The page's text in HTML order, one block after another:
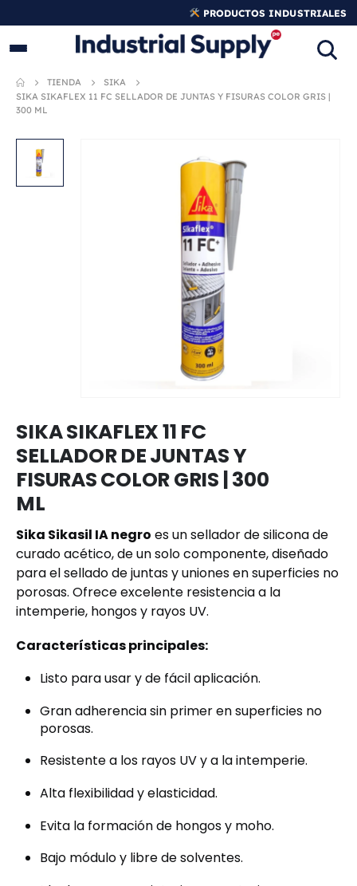
PRODUCTOS INDUSTRIALES
ORIGINALES
TIENDA
SIKA
SIKA SIKAFLEX 11 FC SELLADOR DE JUNTAS Y FISURAS COLOR GRIS |
300 ML
SIKA SIKAFLEX 11 FC
SELLADOR DE JUNTAS Y
FISURAS COLOR GRIS | 300
ML
Sika Sikasil IA negro es un sellador de silicona de
curado acético, de un solo componente, diseñado
para el sellado de juntas y uniones en superficies no
porosas. Ofrece excelente resistencia a la
intemperie, hongos y rayos UV.
Características principales:
Listo para usar y de fácil aplicación.
Gran adherencia sin primer en superficies no
porosas.
Resistente a los rayos UV y a la intemperie.
Alta flexibilidad y elasticidad.
Evita la formación de hongos y moho.
Bajo módulo y libre de solventes.